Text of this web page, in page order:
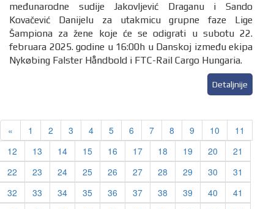
međunarodne sudije Jakovljević Draganu i Sando
Kovačević Danijelu za utakmicu grupne faze Lige
Šampiona za žene koje će se odigrati u subotu 22.
februara 2025. godine u 16:00h u Danskoj između ekipa
Nykøbing Falster Håndbold i FTC-Rail Cargo Hungaria.
Detaljnije
« Previous
1 2 3 4 5 6 7 8 9 10
11
12
13 14 15 16 17 18 19 20
21
22
23 24 25 26 27 28 29 30
31
32
33 34 35 36 37 38 39 40
41